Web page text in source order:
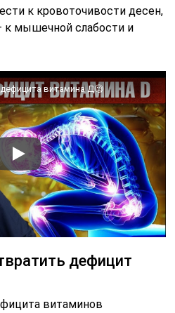
к кровоточивости десен,
к мышечной слабости и
витамина Д🧐
дефицит
витаминов